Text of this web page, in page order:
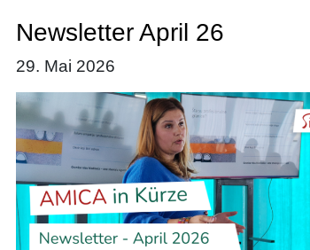
Newsletter April 26
29. Mai 2026